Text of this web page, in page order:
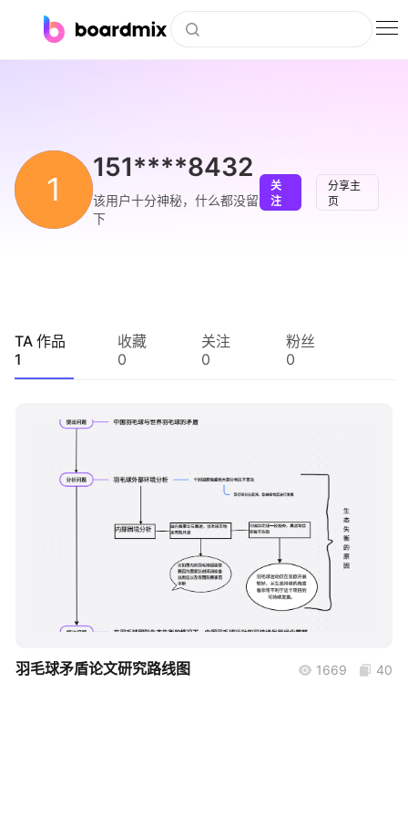
下载
企业服务
1
151****8432
该用户十分神秘，什么都没留
下
关
注
分享主
页
TA 作品
1
收藏
0
关注
0
粉丝
0
boardmix
羽毛球矛盾论文研究路线图 1669 40